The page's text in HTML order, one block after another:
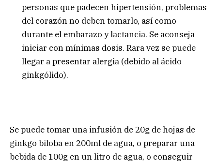
personas que padecen hipertensión, problemas
del corazón no deben tomarlo, así como
durante el embarazo y lactancia. Se aconseja
iniciar con mínimas dosis. Rara vez se puede
llegar a presentar alergia (debido al ácido
ginkgólido).
Se puede tomar una infusión de 20g de hojas de
ginkgo biloba en 200ml de agua, o preparar una
bebida de 100g en un litro de agua, o conseguir